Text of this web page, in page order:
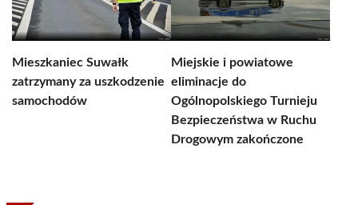
Mieszkaniec Suwałk
zatrzymany za uszkodzenie
samochodów
Miejskie i powiatowe
eliminacje do
Ogólnopolskiego Turnieju
Bezpieczeństwa w Ruchu
Drogowym zakończone